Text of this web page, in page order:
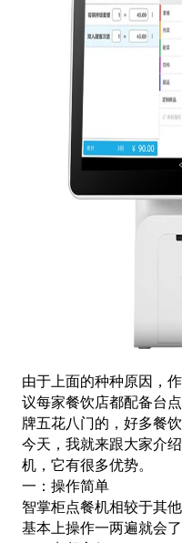
由于上面的种种原因，
议每家餐饮店都配备台
牌五花八门的，好多餐
今天，我就来跟大家介
机，它有很多优势。
一：操作简单
智掌柜点餐机相较于其
基本上操作一两遍就会了